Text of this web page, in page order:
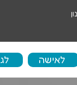
לאישה